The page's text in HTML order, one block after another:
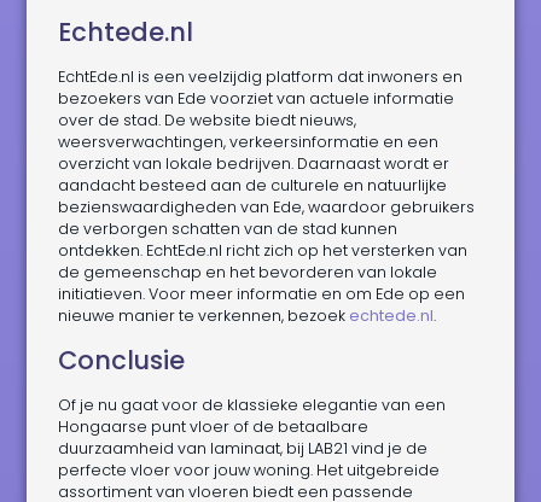
Echtede.nl
EchtEde.nl is een veelzijdig platform dat inwoners en
bezoekers van Ede voorziet van actuele informatie
over de stad. De website biedt nieuws,
weersverwachtingen, verkeersinformatie en een
overzicht van lokale bedrijven. Daarnaast wordt er
aandacht besteed aan de culturele en natuurlijke
bezienswaardigheden van Ede, waardoor gebruikers
de verborgen schatten van de stad kunnen
ontdekken. EchtEde.nl richt zich op het versterken van
de gemeenschap en het bevorderen van lokale
initiatieven. Voor meer informatie en om Ede op een
nieuwe manier te verkennen, bezoek echtede.nl.
Conclusie
Of je nu gaat voor de klassieke elegantie van een
Hongaarse punt vloer of de betaalbare
duurzaamheid van laminaat, bij LAB21 vind je de
perfecte vloer voor jouw woning. Het uitgebreide
assortiment van vloeren biedt een passende